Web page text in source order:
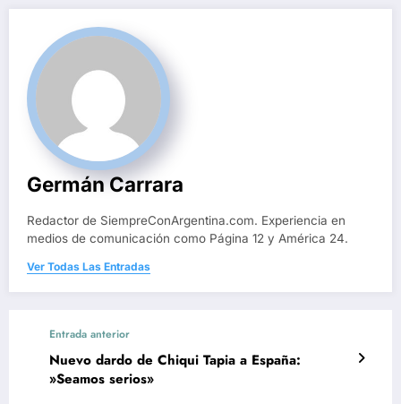
Germán Carrara
Redactor de SiempreConArgentina.com. Experiencia en
medios de comunicación como Página 12 y América 24.
Ver Todas Las Entradas
Entrada anterior
Nuevo dardo de Chiqui Tapia a España:
»Seamos serios»